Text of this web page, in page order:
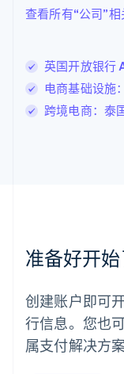
查看所有“公司”
英国开放银行
电商基础设施
跨境电商：泰
准备好开始
创建账户即可
行信息。您也
属支付解决方案
English
卢森堡
罗马尼亚
English
挪威
葡萄牙
Português
日本
日本語English
瑞典